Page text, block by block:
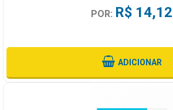
POR: R$ 14,12
ADICIONAR